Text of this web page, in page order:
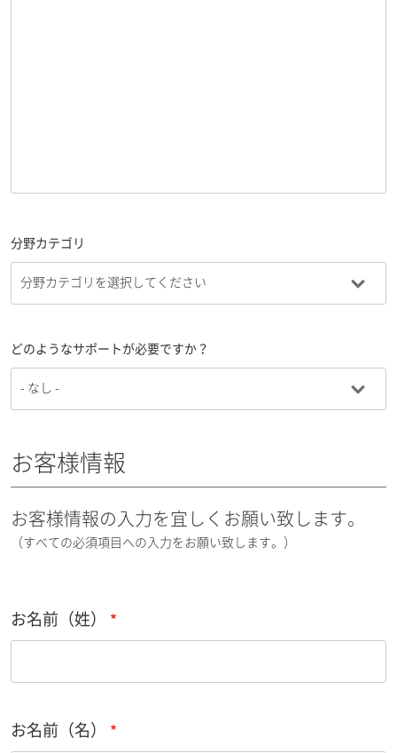
分野カテゴリ
どのようなサポートが必要ですか？
お客様情報
お客様情報の入力を宜しくお願い致します。
（すべての必須項目への入力をお願い致します。）
お名前（姓）
お名前（名）